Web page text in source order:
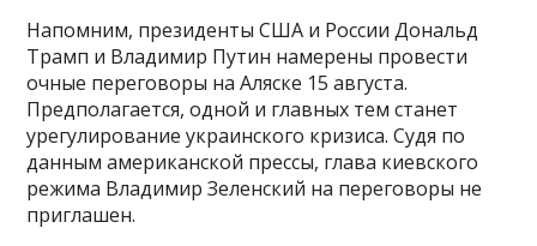
Напомним, президенты США и России Дональд
Трамп и Владимир Путин намерены провести
очные переговоры на Аляске 15 августа.
Предполагается, одной и главных тем станет
урегулирование украинского кризиса. Судя по
данным американской прессы, глава киевского
режима Владимир Зеленский на переговоры не
приглашен.